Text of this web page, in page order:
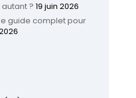
? 19 juin 2026
guide complet pour